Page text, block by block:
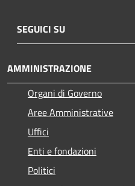
SEGUICI SU
AMMINISTRAZIONE
Organi di Governo
Aree Amministrative
Uffici
Enti e fondazioni
Politici